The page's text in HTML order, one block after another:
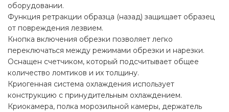
оборудовании.
Функция ретракции образца (назад) защищает образец
от повреждения лезвием.
Кнопка включения обрезки позволяет легко
переключаться между режимами обрезки и нарезки.
Оснащен счетчиком, который подсчитывает общее
количество ломтиков и их толщину.
Криогенная система охлаждения использует
конструкцию с принудительным охлаждением.
Криокамера, полка морозильной камеры, держатель